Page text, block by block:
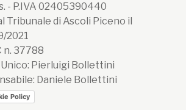
- P.IVA 02405390440
Tribunale di Ascoli Piceno il
2021
n. 37788
Pierluigi Bollettini
Daniele Bollettini
Policy